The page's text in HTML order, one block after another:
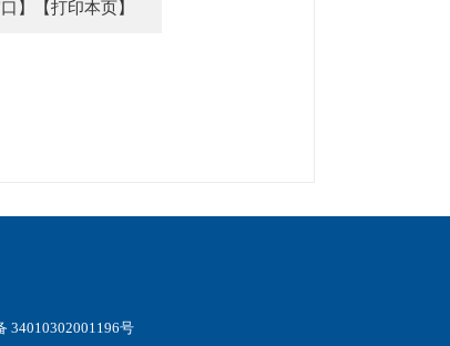
】 【打印本页】
34010302001196号